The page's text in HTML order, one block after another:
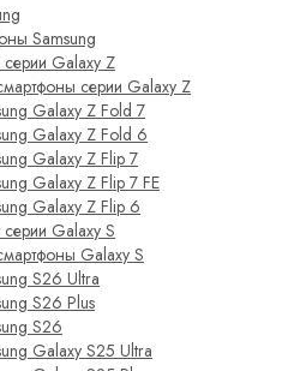
Samsung
Galaxy Z
серии Galaxy Z
Galaxy Z Fold 7
Galaxy Z Fold 6
Galaxy Z Flip 7
Galaxy Z Flip 7 FE
Galaxy Z Flip 6
Galaxy S
Galaxy S
S26 Ultra
S26 Plus
S26
Galaxy S25 Ultra